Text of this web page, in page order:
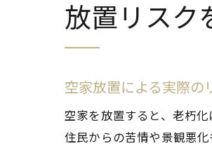
放置リスク
空家放置による実際の
空家を放置すると、老朽
住民からの苦情や景観悪